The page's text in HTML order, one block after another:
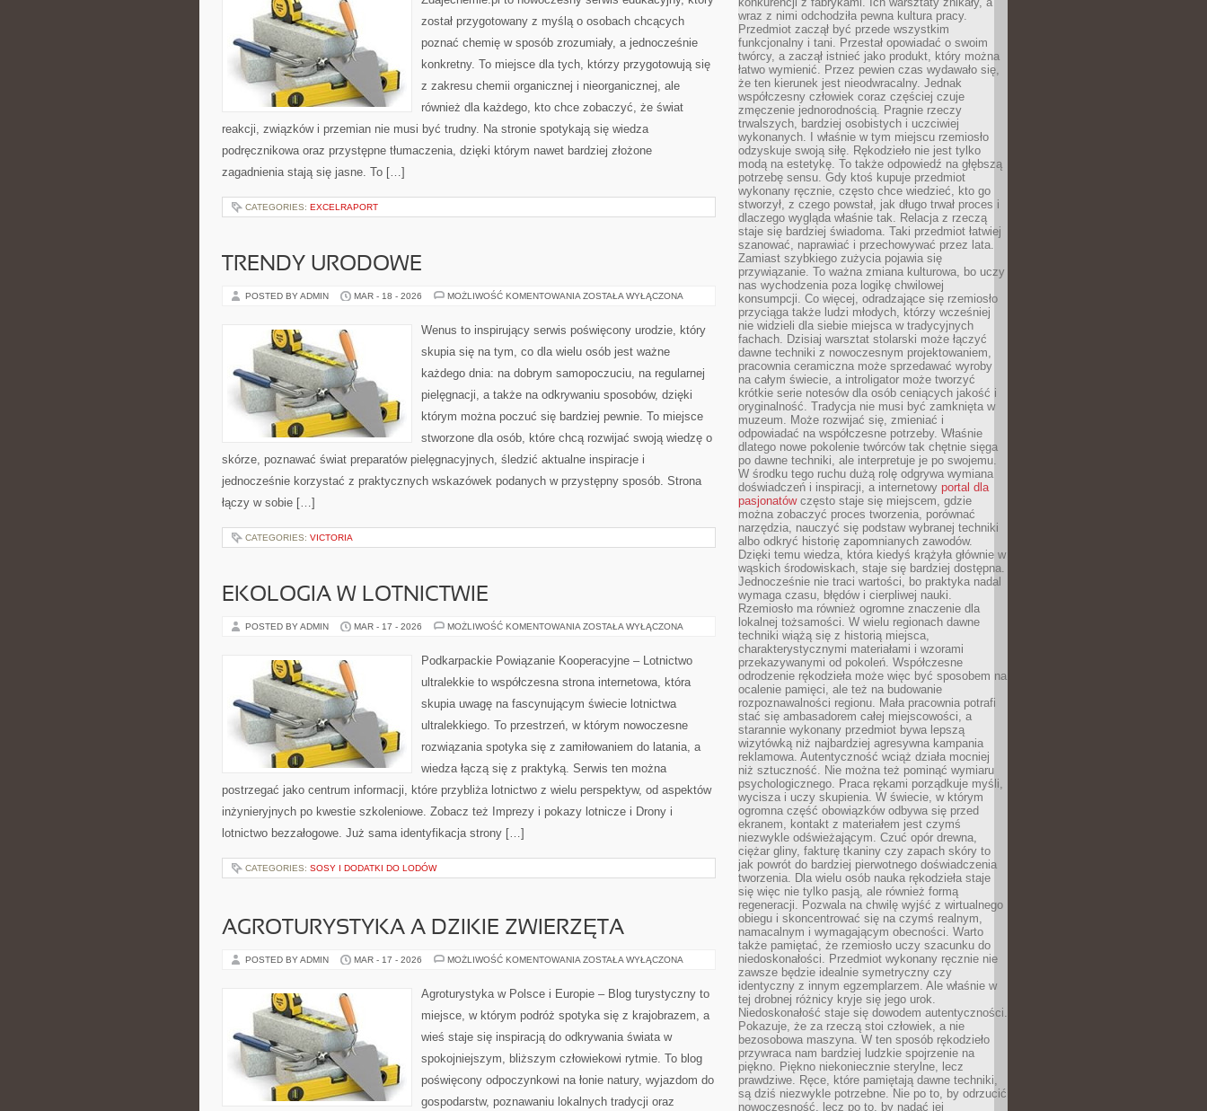
został przygotowany z myślą o osobach chcących
poznać chemię w sposób zrozumiały, a jednocześnie
konkretny. To miejsce dla tych, którzy przygotowują się
z zakresu chemii organicznej i nieorganicznej, ale
również dla każdego, kto chce zobaczyć, że świat
reakcji, związków i przemian nie musi być trudny. Na stronie spotykają się wiedza
podręcznikowa oraz przystępne tłumaczenia, dzięki którym nawet bardziej złożone
zagadnienia stają się jasne. To […]
CATEGORIES: EXCELRAPORT
TRENDY URODOWE
POSTED BY ADMIN MAR - 18 - 2026 MOŻLIWOŚĆ KOMENTOWANIA TRENDY
ZOSTAŁA WYŁĄCZONA
Wenus to inspirujący serwis poświęcony urodzie, który
skupia się na tym, co dla wielu osób jest ważne
każdego dnia: na dobrym samopoczuciu, na regularnej
pielęgnacji, a także na odkrywaniu sposobów, dzięki
którym można poczuć się bardziej pewnie. To miejsce
stworzone dla osób, które chcą rozwijać swoją wiedzę o
skórze, poznawać świat preparatów pielęgnacyjnych, śledzić aktualne inspiracje i
jednocześnie korzystać z praktycznych wskazówek podanych w przystępny sposób. Strona
łączy w sobie […]
CATEGORIES: VICTORIA
EKOLOGIA W LOTNICTWIE
POSTED BY ADMIN MAR - 17 - 2026 MOŻLIWOŚĆ KOMENTOWANIA EKOLOGIA
ZOSTAŁA WYŁĄCZONA
Podkarpackie Powiązanie Kooperacyjne – Lotnictwo
ultralekkie to współczesna strona internetowa, która
skupia uwagę na fascynującym świecie lotnictwa
ultralekkiego. To przestrzeń, w którym nowoczesne
rozwiązania spotyka się z zamiłowaniem do latania, a
wiedza łączą się z praktyką. Serwis ten można
postrzegać jako centrum informacji, które przybliża lotnictwo z wielu perspektyw, od aspektów
inżynieryjnych po kwestie szkoleniowe. Zobacz też Imprezy i pokazy lotnicze i Drony i
lotnictwo bezzałogowe. Już sama identyfikacja strony […]
CATEGORIES: SOSY I DODATKI DO LODÓW
AGROTURYSTYKA A DZIKIE ZWIERZĘTA
POSTED BY ADMIN MAR - 17 - 2026 MOŻLIWOŚĆ KOMENTOWANIA AGROTURYSTYKA
ZWIERZĘTA
ZOSTAŁA WYŁĄCZONA
Agroturystyka w Polsce i Europie – Blog turystyczny to
miejsce, w którym podróż spotyka się z krajobrazem, a
wieś staje się inspiracją do odkrywania świata w
spokojniejszym, bliższym człowiekowi rytmie. To blog
poświęcony odpoczynkowi na łonie natury, wyjazdom do
gospodarstw, poznawaniu lokalnych tradycji oraz
wraz z nimi odchodziła pewna kultura pracy.
Przedmiot zaczął być przede wszystkim
funkcjonalny i tani. Przestał opowiadać o swoim
twórcy, a zaczął istnieć jako produkt, który można
łatwo wymienić. Przez pewien czas wydawało się,
że ten kierunek jest nieodwracalny. Jednak
współczesny człowiek coraz częściej czuje
zmęczenie jednorodnością. Pragnie rzeczy
trwalszych, bardziej osobistych i uczciwiej
wykonanych. I właśnie w tym miejscu rzemiosło
odzyskuje swoją siłę. Rękodzieło nie jest tylko
modą na estetykę. To także odpowiedź na głębszą
potrzebę sensu. Gdy ktoś kupuje przedmiot
wykonany ręcznie, często chce wiedzieć, kto go
stworzył, z czego powstał, jak długo trwał proces i
dlaczego wygląda właśnie tak. Relacja z rzeczą
staje się bardziej świadoma. Taki przedmiot łatwiej
szanować, naprawiać i przechowywać przez lata.
Zamiast szybkiego zużycia pojawia się
przywiązanie. To ważna zmiana kulturowa, bo uczy
nas wychodzenia poza logikę chwilowej
konsumpcji. Co więcej, odradzające się rzemiosło
przyciąga także ludzi młodych, którzy wcześniej
nie widzieli dla siebie miejsca w tradycyjnych
fachach. Dzisiaj warsztat stolarski może łączyć
dawne techniki z nowoczesnym projektowaniem,
pracownia ceramiczna może sprzedawać wyroby
na całym świecie, a introligator może tworzyć
krótkie serie notesów dla osób ceniących jakość i
oryginalność. Tradycja nie musi być zamknięta w
muzeum. Może rozwijać się, zmieniać i
odpowiadać na współczesne potrzeby. Właśnie
dlatego nowe pokolenie twórców tak chętnie sięga
po dawne techniki, ale interpretuje je po swojemu.
W środku tego ruchu dużą rolę odgrywa wymiana
doświadczeń i inspiracji, a internetowy portal dla
pasjonatówczęsto staje się miejscem, gdzie
można zobaczyć proces tworzenia, porównać
narzędzia, nauczyć się podstaw wybranej techniki
albo odkryć historię zapomnianych zawodów.
Dzięki temu wiedza, która kiedyś krążyła głównie w
wąskich środowiskach, staje się bardziej dostępna.
Jednocześnie nie traci wartości, bo praktyka nadal
wymaga czasu, błędów i cierpliwej nauki.
Rzemiosło ma również ogromne znaczenie dla
lokalnej tożsamości. W wielu regionach dawne
techniki wiążą się z historią miejsca,
charakterystycznymi materiałami i wzorami
przekazywanymi od pokoleń. Współczesne
odrodzenie rękodzieła może więc być sposobem na
ocalenie pamięci, ale też na budowanie
rozpoznawalności regionu. Mała pracownia potrafi
stać się ambasadorem całej miejscowości, a
starannie wykonany przedmiot bywa lepszą
wizytówką niż najbardziej agresywna kampania
reklamowa. Autentyczność wciąż działa mocniej
niż sztuczność. Nie można też pominąć wymiaru
psychologicznego. Praca rękami porządkuje myśli,
wycisza i uczy skupienia. W świecie, w którym
ogromna część obowiązków odbywa się przed
ekranem, kontakt z materiałem jest czymś
niezwykle odświeżającym. Czuć opór drewna,
ciężar gliny, fakturę tkaniny czy zapach skóry to
jak powrót do bardziej pierwotnego doświadczenia
tworzenia. Dla wielu osób nauka rękodzieła staje
się więc nie tylko pasją, ale również formą
regeneracji. Pozwala na chwilę wyjść z wirtualnego
obiegu i skoncentrować się na czymś realnym,
namacalnym i wymagającym obecności. Warto
także pamiętać, że rzemiosło uczy szacunku do
niedoskonałości. Przedmiot wykonany ręcznie nie
zawsze będzie idealnie symetryczny czy
identyczny z innym egzemplarzem. Ale właśnie w
tej drobnej różnicy kryje się jego urok.
Niedoskonałość staje się dowodem autentyczności.
Pokazuje, że za rzeczą stoi człowiek, a nie
bezosobowa maszyna. W ten sposób rękodzieło
przywraca nam bardziej ludzkie spojrzenie na
piękno. Piękno niekoniecznie sterylne, lecz
prawdziwe. Ręce, które pamiętają dawne techniki,
są dziś niezwykle potrzebne. Nie po to, by odrzucić
nowoczesność, lecz po to, by nadać jej